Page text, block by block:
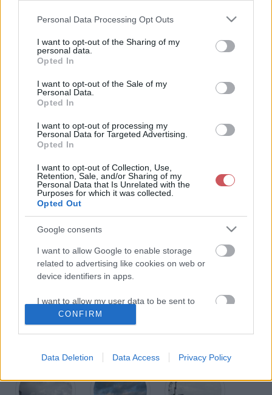
Please note that this website/app uses one or more Google
not limited to your visit or usage behaviour. You may click to
grant or deny consent to Google and its third-party tags to
use your data for below specified purposes in below Google
consent section.
Personal Data Processing Opt Outs
I want to opt-out of the Sharing of my
personal data.
Opted In
I want to opt-out of the Sale of my
Personal Data.
Opted In
I want to opt-out of processing my
Personal Data for Targeted Advertising.
Opted In
I want to opt-out of Collection, Use,
Retention, Sale, and/or Sharing of my
Personal Data that Is Unrelated with the
Purposes for which it was collected.
Opted Out
Google consents
I want to allow Google to enable storage
related to advertising like cookies on web or
device identifiers in apps.
I want to allow my user data to be sent to
Google for online advertising purposes.
personalized advertising.
related to analytics like cookies on web or
CONFIRM
Data Deletion Data Access Privacy Policy
jelenségek ehhez a felhőtípushoz kapcsolhatók. A benne észlelhető heves
feláramlások miatt a légkörben függőleges irányban legjobban fejlett
felhőtípus (trópusokon akár 15-18 km, míg a mérsékelt öv szupercellái 13-
hogy ha labilis légkörben a nagy sebességű feláramlások beleütköznek az
időjárási folyamatokat lezáró izoterm légköri rétegbe (tropopauza),
akkor a légrészecskék függőleges irányban már nem, vízszintes irányban
üllőszerű szétterülést eredményez a Cb tetején. Gyakran mennydörgés,
villámlás kíséri (NEM szükséges a feltétele felhőtípus megadásának!),
ezenkívül igen intenzív záporeső, jégeső, hózápor, darazápor is
kialakulhat belőle, rövid idő alatt igen nagy mennyiségű csapadékkal.
Elfajult mezometeorológiai jelenségek (vonalba vagy mezoléptékbe
(összeállásokból) jönnek létre. Akár réteges felhőzetből is kifejlődhet
További Alacsonyszintű felhők (Cl)